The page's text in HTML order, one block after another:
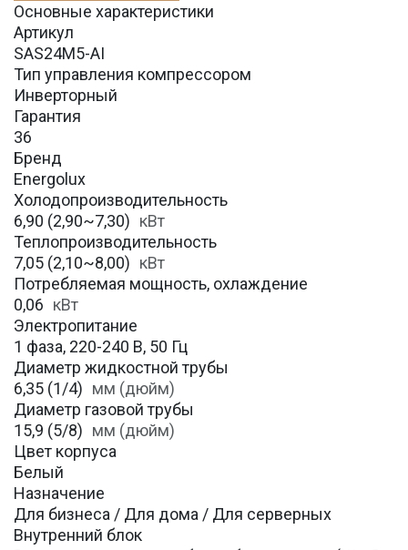
Основные характеристики
Артикул
SAS24M5-AI
Тип управления компрессором
Инверторный
Гарантия
36
Бренд
Energolux
Холодопроизводительность
6,90 (2,90~7,30) кВт
Теплопроизводительность
7,05 (2,10~8,00) кВт
Потребляемая мощность, охлаждение
0,06 кВт
Электропитание
1 фаза, 220-240 В, 50 Гц
Диаметр жидкостной трубы
6,35 (1/4) мм (дюйм)
Диаметр газовой трубы
15,9 (5/8) мм (дюйм)
Цвет корпуса
Белый
Назначение
Для бизнеса / Для дома / Для серверных
Внутренний блок